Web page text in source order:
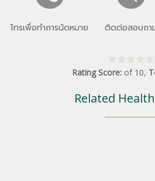
โทรเพื่อทำการนัดหมาย ติดต่อสอบถา
Rating Score: of 10,
Related